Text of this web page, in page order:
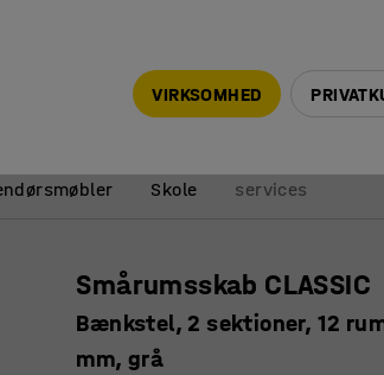
Skole
services
Smårumsskab CLASSIC
Bænkstel, 2 sektioner, 12
mm, grå
VIRKSOMHED